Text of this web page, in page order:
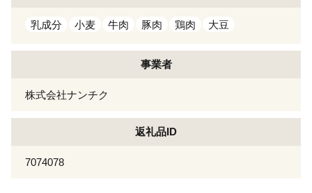
乳成分 小麦 牛肉 豚肉 鶏肉 大豆
事業者
株式会社ナンチク
返礼品ID
7074078